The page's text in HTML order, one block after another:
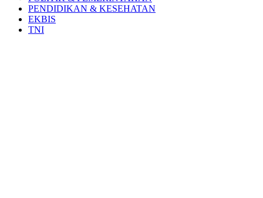
PENDIDIKAN & KESEHATAN
EKBIS
TNI